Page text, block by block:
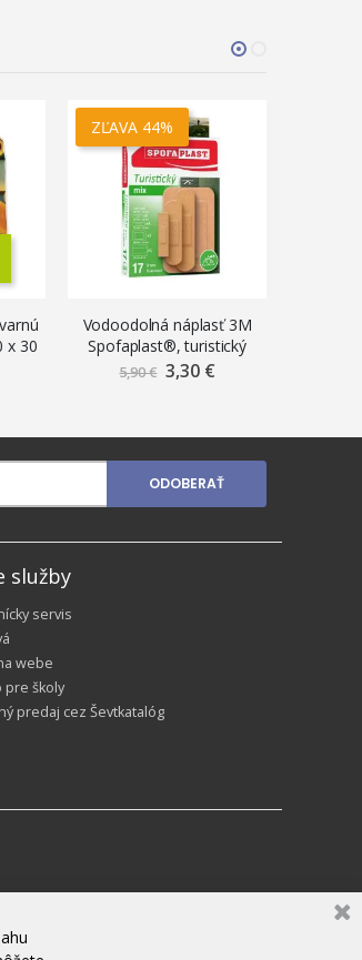
x 30
ZĽAVA 44%
Vodoodolná náplasť 3M
Spofaplast®, turistický
mix veľkostí, 17 ks
5,90 € Znížená
cena
3,30 €
ODOBERAŤ
služby
servis
webe
pre školy
predaj cez Ševtkatalóg